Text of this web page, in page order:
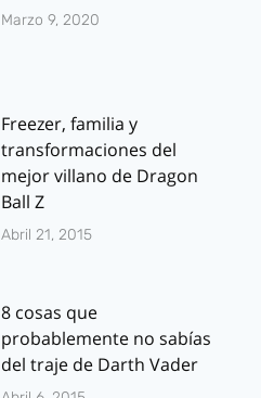
Marzo 9, 2020
Freezer, familia y
transformaciones del
mejor villano de Dragon
Ball Z
Abril 21, 2015
8 cosas que
probablemente no sabías
del traje de Darth Vader